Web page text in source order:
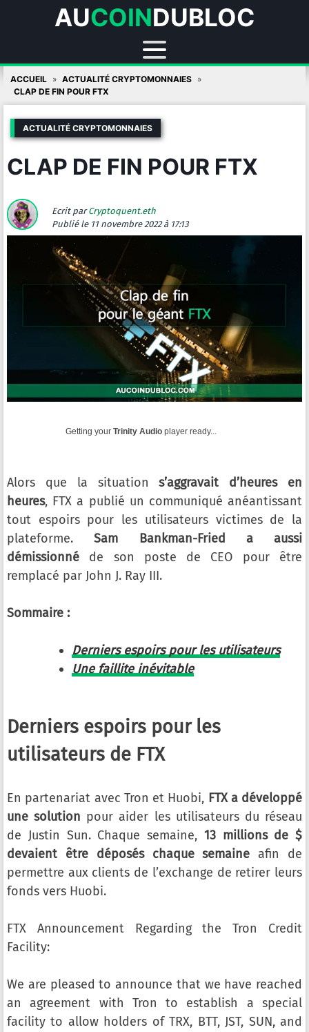
AUCOINDUBLOC
Skip
content
ACCUEIL
ACTUALITÉ CRYPTOMONNAIES
CLAP DE FIN POUR FTX
ACTUALITÉ CRYPTOMONNAIES
CLAP DE FIN POUR FTX
Ecrit parCryptoquent.eth
Publié le 11 novembre 2022 à 17:13
Getting your Trinity Audio player ready...
Alors que la situations’aggravait d’heures en
heures, FTX a publié un communiqué anéantissant
tout espoirs pour les utilisateurs victimes de la
plateforme.Sam Bankman-Fried a aussi
démissionné de son poste de CEO pour être
remplacé par John J. Ray III.
Sommaire :
Derniers espoirs pour les utilisateurs
Une faillite inévitable
Derniers espoirs pour les
utilisateurs de FTX
En partenariat avec Tron et Huobi, FTX a développé
une solution pour aider les utilisateurs du réseau
de Justin Sun. Chaque semaine, 13 millions de $
devaient être déposés chaque semaine afin de
permettre aux clients de l’exchange de retirer leurs
fonds vers Huobi.
FTX Announcement Regarding the Tron Credit
Facility:
We are pleased to announce that we have reached
an agreement with Tron to establish a special
facility to allow holders of TRX, BTT, JST, SUN, and